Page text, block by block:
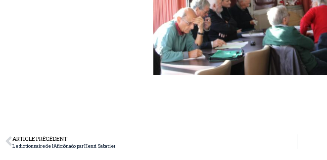
ARTICLE PRÉCÉDENT
Le dictionnaire de l’Aficiónado par Henri Sabatier